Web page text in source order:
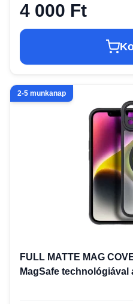
4 000 Ft
2-5 munkanap
FULL MATTE MAG
MagSafe technológiával